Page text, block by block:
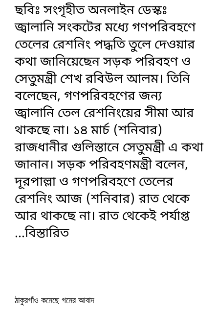
ছবিঃ সংগৃহীত অনলাইন ডেস্কঃ
জ্বালানি সংকটের মধ্যে গণপরিবহণে
তেলের রেশনিং পদ্ধতি তুলে দেওয়ার
কথা জানিয়েছেন সড়ক পরিবহণ ও
সেতুমন্ত্রী শেখ রবিউল আলম। তিনি
বলেছেন, গণপরিবহণের জন্য
জ্বালানি তেল রেশনিংয়ের সীমা আর
থাকছে না। ১৪ মার্চ (শনিবার)
রাজধানীর গুলিস্তানে সেতুমন্ত্রী এ কথা
জানান। সড়ক পরিবহণমন্ত্রী বলেন,
দূরপাল্লা ও গণপরিবহণে তেলের
রেশনিং আজ (শনিবার) রাত থেকে
আর থাকছে না। রাত থেকেই পর্যাপ্ত
...বিস্তারিত
ঠাকুরগাঁও কমেছে গমের আবাদ